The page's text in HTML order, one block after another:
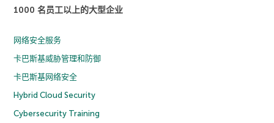
1000 名员工以上的大型企业
网络安全服务
卡巴斯基威胁管理和防御
卡巴斯基网络安全
Hybrid Cloud Security
Cybersecurity Training